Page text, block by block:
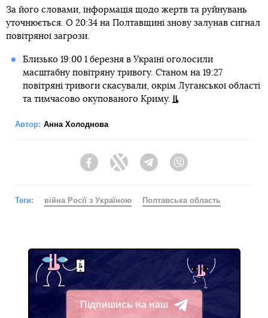
За його словами, інформація щодо жертв та руйнувань
уточнюється. О 20:34 на Полтавщині знову залунав сигнал
повітряної загрози.
Близько 19:00 1 березня в Україні оголосили
масштабну повітряну тривогу. Станом на 19:27
повітряні тривоги скасували, окрім Луганської області
та тимчасово окупованого Криму.
Автор: Анна Холоднова
FacebookTwitter Telegram
Теги: війна Росії з Україною Полтавська область
Підпишись на наш
Telegram